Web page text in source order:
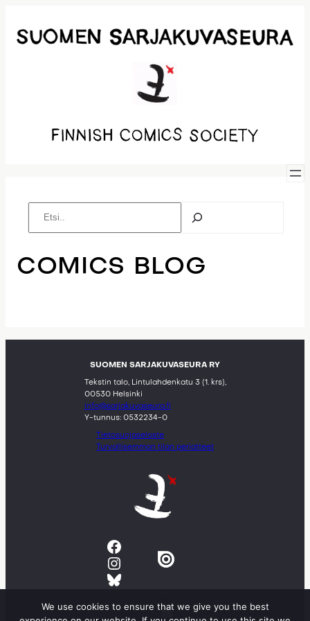
sisältöön
COMICS BLOG
SUOMEN SARJAKUVASEURA RY
Tekstin talo, Lintulahdenkatu 3 (1. krs),
00530 Helsinki
info@sarjakuvaseura.fi
Y-tunnus: 0532234-0
Tietosuojaseloste
Turvallisemman tilan periatteet
Facebook
Instagram
Bluesky
We use cookies to ensure that we give you the best